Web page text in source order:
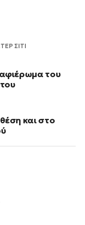
ΣΙΤΙ
του
και στο